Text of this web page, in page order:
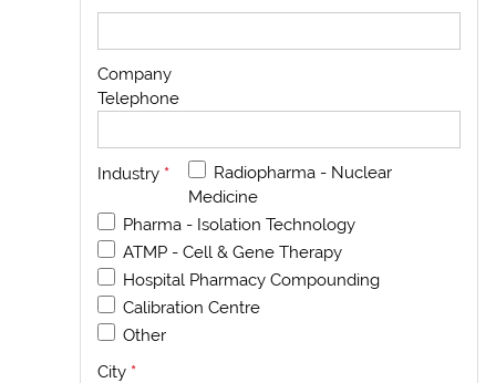
Company
Telephone
Industry *
Radiopharma - Nuclear
Medicine
Pharma - Isolation Technology
ATMP - Cell & Gene Therapy
Hospital Pharmacy Compounding
Calibration Centre
Other
City *